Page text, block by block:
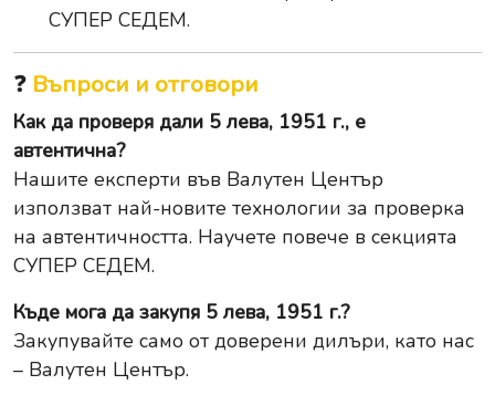
СУПЕР СЕДЕМ.
❓ Въпроси и отговори
Как да проверя дали 5 лева, 1951 г., е
автентична?
Нашите експерти във Валутен Център
използват най-новите технологии за проверка
на автентичността. Научете повече в секцията
СУПЕР СЕДЕМ.
Къде мога да закупя 5 лева, 1951 г.?
Закупувайте само от доверени дилъри, като нас
– Валутен Център.